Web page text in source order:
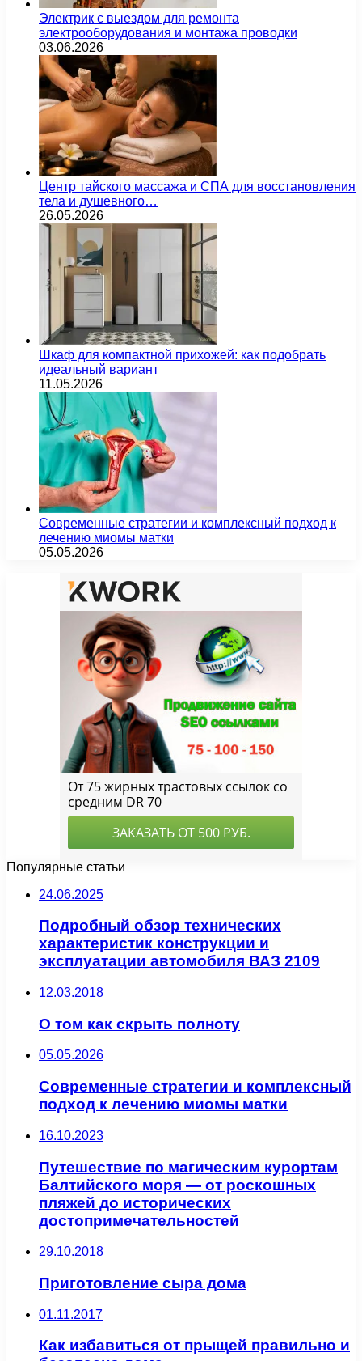
Электрик с выездом для ремонта
электрооборудования и монтажа проводки
03.06.2026
Центр тайского массажа и СПА для восстановления
тела и душевного…
26.05.2026
Шкаф для компактной прихожей: как подобрать
идеальный вариант
11.05.2026
Современные стратегии и комплексный подход к
лечению миомы матки
05.05.2026
Популярные статьи
24.06.2025
Подробный обзор технических
характеристик конструкции и
эксплуатации автомобиля ВАЗ 2109
12.03.2018
О том как скрыть полноту
05.05.2026
Современные стратегии и комплексный
подход к лечению миомы матки
16.10.2023
Путешествие по магическим курортам
Балтийского моря — от роскошных
пляжей до исторических
достопримечательностей
29.10.2018
Приготовление сыра дома
01.11.2017
Как избавиться от прыщей правильно и